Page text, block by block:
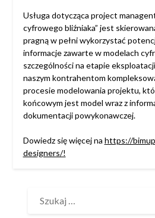
Usługa dotycząca project
cyfrowego bliźniaka” jest
pragną w pełni wykorzystać
informacje zawarte w modelach
szczególności na etapie
naszym kontrahentom
procesie modelowania projektu,
końcowym jest model wraz z
dokumentacji powykonawczej.
Dowiedz się więcej na https://
designers/!